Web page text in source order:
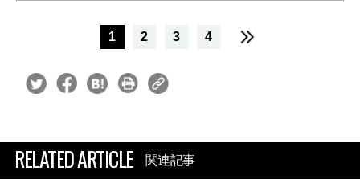
1 2 3 4
RELATED ARTICLE 関連記事